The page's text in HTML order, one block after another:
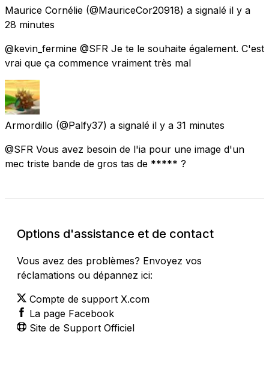
Maurice Cornélie (@MauriceCor20918) a signalé il y a
28 minutes
@kevin_fermine @SFR Je te le souhaite également. C'est
vrai que ça commence vraiment très mal
Armordillo (@Palfy37) a signalé il y a 31 minutes
@SFR Vous avez besoin de l'ia pour une image d'un
mec triste bande de gros tas de ***** ?
Options d'assistance et de contact
Vous avez des problèmes? Envoyez vos
réclamations ou dépannez ici:
Compte de support X.com
La page Facebook
Site de Support Officiel